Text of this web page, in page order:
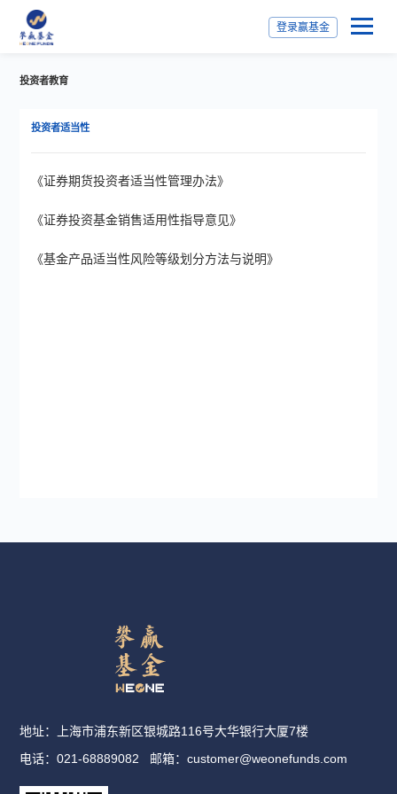
登录赢基金
投资者教育
投资者适当性
《证券期货投资者适当性管理办法》
《证券投资基金销售适用性指导意见》
《基金产品适当性风险等级划分方法与说明》
地址：上海市浦东新区银城路116号大华银行大厦7楼
电话：021-68889082 邮箱：customer@weonefunds.com